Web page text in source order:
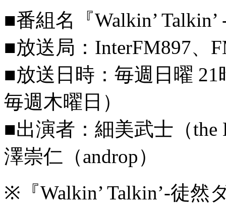
■番組名『Walkin’
■放送局：InterFM897、
■放送日時：毎週日曜
毎週木曜日）
■出演者：細美武士（the
澤崇仁（androp）
※『Walkin’ Talkin’-徒